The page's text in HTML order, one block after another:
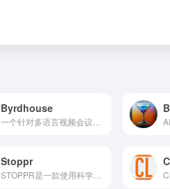
Byrdhouse
Stoppr
STOPPR是一款使用科学方法戒除糖分渴望的手机应用。